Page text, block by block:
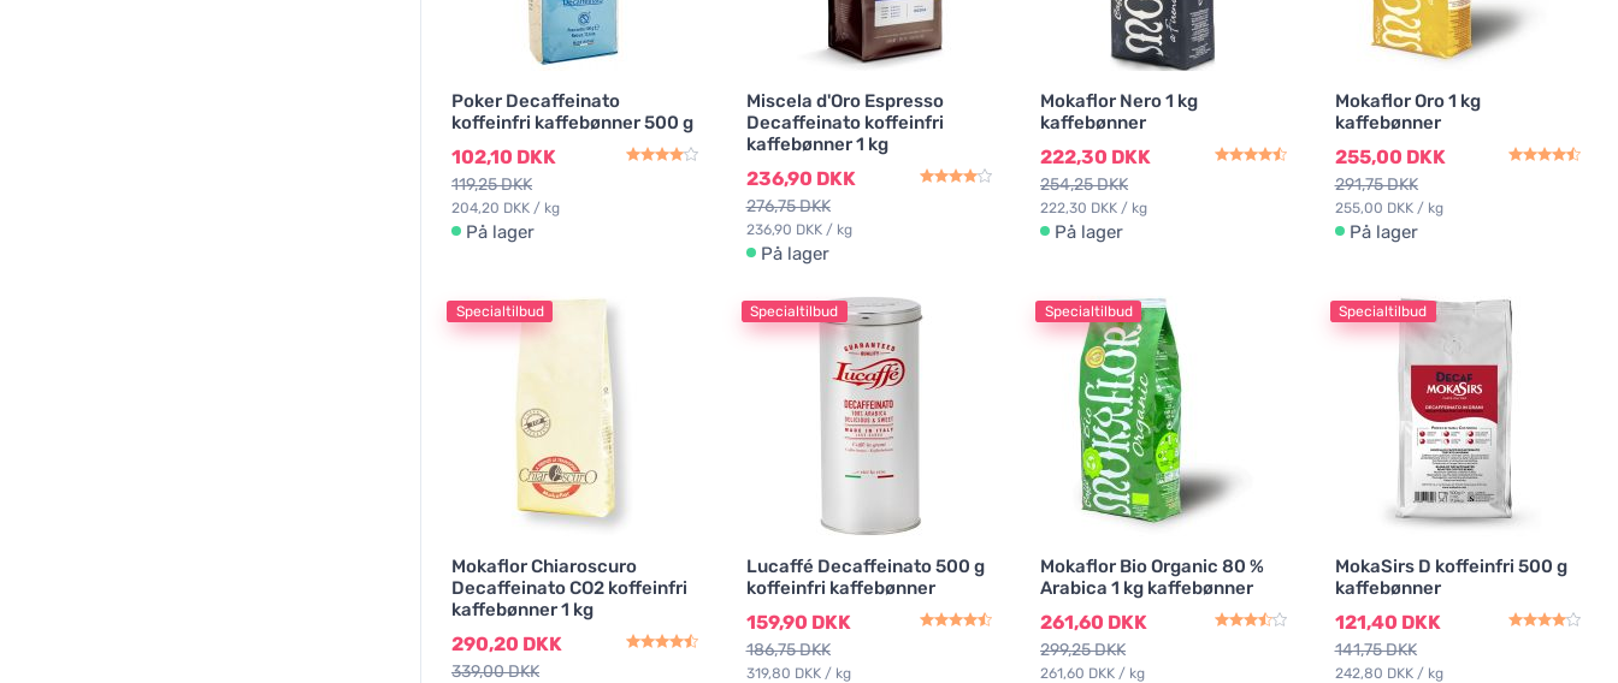
Poker Decaffeinato
koffeinfri kaffebønner 500 g
102,10 DKK
119,25 DKK
204,20 DKK / kg
På lager
Miscela d'Oro Espresso
Decaffeinato koffeinfri
kaffebønner 1 kg
236,90 DKK
276,75 DKK
236,90 DKK / kg
På lager
Mokaflor Nero 1 kg
kaffebønner
222,30 DKK
254,25 DKK
222,30 DKK / kg
På lager
Mokaflor Oro 1 kg
kaffebønner
255,00 DKK
291,75 DKK
255,00 DKK / kg
På lager
Specialtilbud
Mokaflor Chiaroscuro
Decaffeinato CO2 koffeinfri
kaffebønner 1 kg
290,20 DKK
339,00 DKK
Specialtilbud
Lucaffé Decaffeinato 500 g
koffeinfri kaffebønner
159,90 DKK
186,75 DKK
319,80 DKK / kg
Specialtilbud
Mokaflor Bio Organic 80 %
Arabica 1 kg kaffebønner
261,60 DKK
299,25 DKK
261,60 DKK / kg
Specialtilbud
MokaSirs D koffeinfri 500 g
kaffebønner
121,40 DKK
141,75 DKK
242,80 DKK / kg